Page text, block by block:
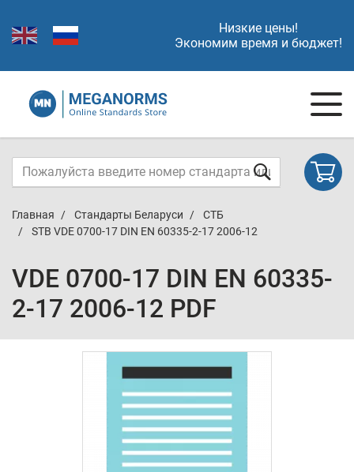
Низкие цены!
Экономим время и бюджет!
Главная Стандарты Беларуси
СТБ
STB VDE 0700-17 DIN EN 60335-2-17 2006-12
VDE 0700-17 DIN EN 60335-
2-17 2006-12 PDF